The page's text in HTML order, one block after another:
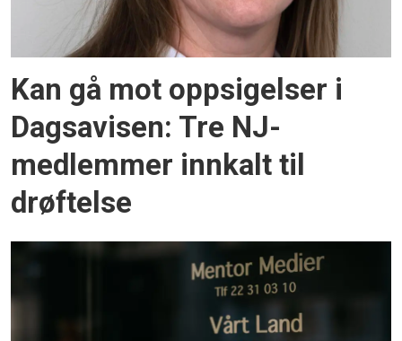
Kan gå mot oppsigelser i
Dagsavisen: Tre NJ-
medlemmer innkalt til
drøftelse